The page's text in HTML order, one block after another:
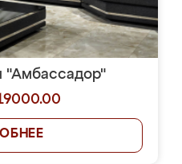
"Амбассадор"